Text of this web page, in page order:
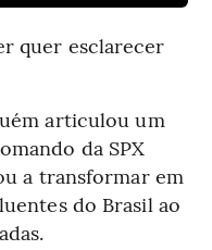
quer esclarecer
articulou um
da SPX
a transformar em
do Brasil ao